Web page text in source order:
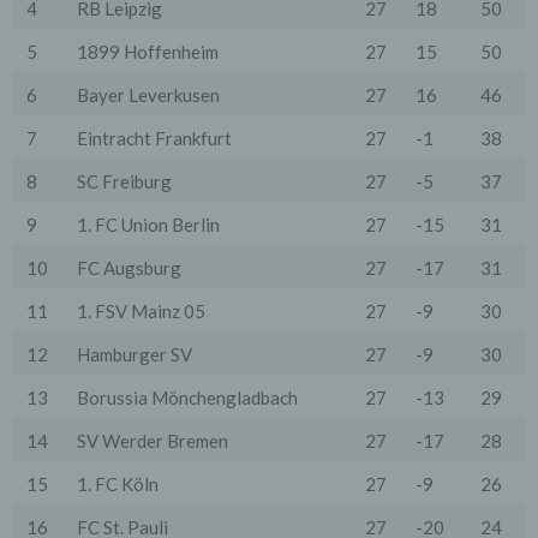
4
RB Leipzig 27 18
50
5
1899 Hoffenheim 27 15
50
6
Bayer Leverkusen 27 16
46
7
Eintracht Frankfurt 27 -1
38
8
SC Freiburg 27 -5
37
9
1. FC Union Berlin 27 -15
31
10
FC Augsburg 27 -17
31
11
1. FSV Mainz 05 27 -9
30
12
Hamburger SV 27 -9
30
13
Borussia Mönchengladbach 27 -13
29
14
SV Werder Bremen 27 -17
28
15
1. FC Köln 27 -9
26
16
FC St. Pauli 27 -20
24
Drittstaaten erfolgt entweder auf Grundlage einer
gesetzlichen Erlaubnis, einer Einwilligung der Nutzer
oder spezieller Vertragsklauseln, die eine gesetzlich
Die personenbezogenen Daten werden, neben den
genannten Verwendung, für die folgenden Zwecke auf
Einwilligungen der Nutzer verarbeitet:
Optimierung und Sicherung unserer Dienste-, Service-
- Die Gewährleistung eines effektiven Kundendienstes
Wir übermitteln die Daten der Nutzer an Dritte nur,
wenn dies für Abrechnungszwecke notwendig ist (z.B.
an einen Zahlungsdienstleister) oder für andere
vertraglichen Verpflichtungen gegenüber den Nutzern
oder Email) werden die Angaben des Nutzers zwecks